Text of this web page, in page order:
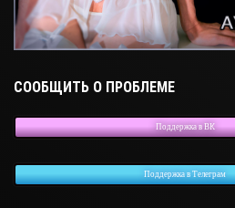
СООБЩИТЬ О ПРОБЛЕМЕ
Поддержка в ВК
Поддержка в Телеграм